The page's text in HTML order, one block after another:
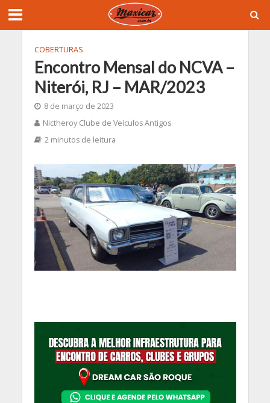
COBERTURAS
Encontro Mensal do NCVA –
Niterói, RJ – MAR/2023
8 de março de 2023
Nictheroy Clube de Veículos Antigos
2 minutos de leitura